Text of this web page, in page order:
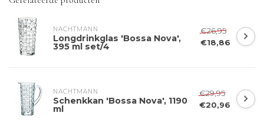
NACHTMANN
Longdrinkglas 'Bossa Nova',
395 ml set/4
€26,95
€18,86
NACHTMANN
Schenkkan 'Bossa Nova', 1190
ml
€29,95
€20,96